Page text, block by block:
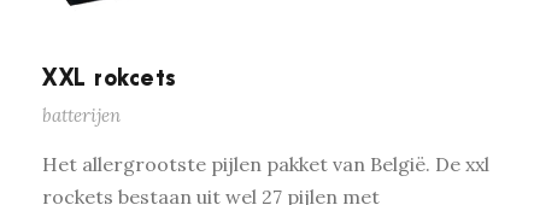
XXL rokcets
batterijen
Het allergrootste pijlen pakket van België. De xxl
rockets bestaan uit wel 27 pijlen met